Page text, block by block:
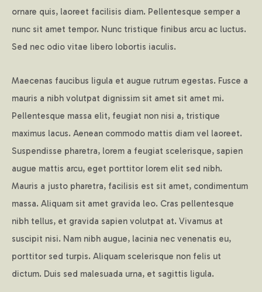
ornare quis, laoreet facilisis diam. Pellentesque semper a
nunc sit amet tempor. Nunc tristique finibus arcu ac luctus.
Sed nec odio vitae libero lobortis iaculis.
Maecenas faucibus ligula et augue rutrum egestas. Fusce a
mauris a nibh volutpat dignissim sit amet sit amet mi.
Pellentesque massa elit, feugiat non nisi a, tristique
maximus lacus. Aenean commodo mattis diam vel laoreet.
Suspendisse pharetra, lorem a feugiat scelerisque, sapien
augue mattis arcu, eget porttitor lorem elit sed nibh.
Mauris a justo pharetra, facilisis est sit amet, condimentum
massa. Aliquam sit amet gravida leo. Cras pellentesque
nibh tellus, et gravida sapien volutpat at. Vivamus at
suscipit nisi. Nam nibh augue, lacinia nec venenatis eu,
porttitor sed turpis. Aliquam scelerisque non felis ut
dictum. Duis sed malesuada urna, et sagittis ligula.